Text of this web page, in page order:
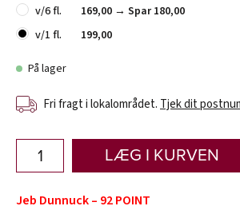
v/6 fl. 169,00 → Spar 180,00
v/1 fl.
199,00
På lager
Fri fragt i lokalområdet. Tjek dit
LÆG I KURVEN
Jeb Dunnuck – 92 POINT